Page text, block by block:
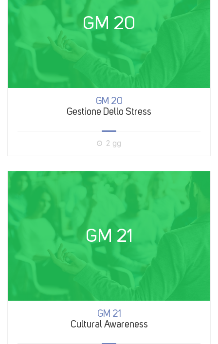
GM 20
GM 20
Gestione Dello Stress
2 gg
GM 21
GM 21
Cultural Awareness